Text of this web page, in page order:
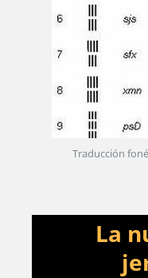
Traducción
La